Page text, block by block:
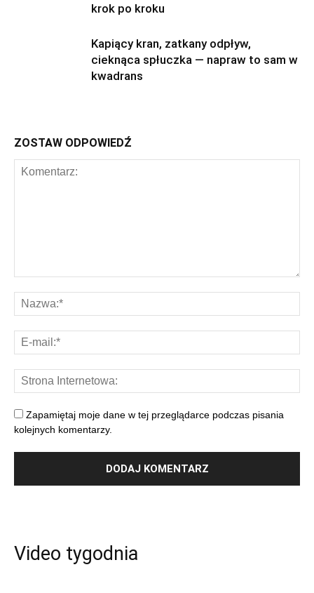
krok po kroku
Kapiący kran, zatkany odpływ,
cieknąca spłuczka — napraw to sam w
kwadrans
ZOSTAW ODPOWIEDŹ
Zapamiętaj moje dane w tej przeglądarce podczas pisania
kolejnych komentarzy.
Video tygodnia